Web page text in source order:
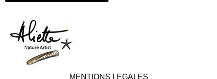
MENTIONS LEGALES